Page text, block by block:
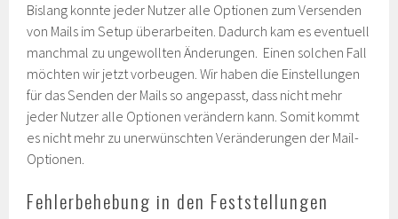
Bislang konnte jeder Nutzer alle Optionen zum Versenden
von Mails im Setup überarbeiten. Dadurch kam es eventuell
manchmal zu ungewollten Änderungen. Einen solchen Fall
möchten wir jetzt vorbeugen. Wir haben die Einstellungen
für das Senden der Mails so angepasst, dass nicht mehr
jeder Nutzer alle Optionen verändern kann. Somit kommt
es nicht mehr zu unerwünschten Veränderungen der Mail-
Optionen.
Fehlerbehebung in den Feststellungen